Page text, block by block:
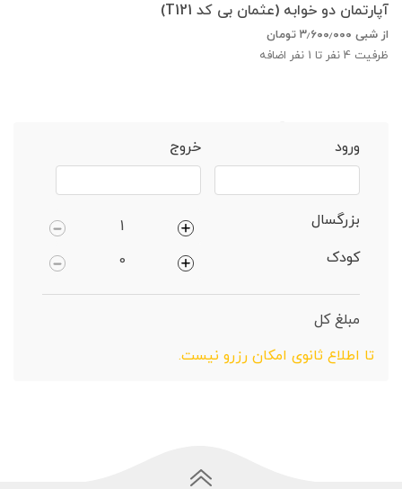
آپارتمان دو خوابه (عثمان بی کد T121)
از شبی ۳٫۶۰۰٫۰۰۰ تومان
ظرفیت 4 نفر تا 1 نفر اضافه
ورود
خروج
بزرگسال
کودک
مبلغ کل
تا اطلاع ثانوی امکان رزرو نیست.